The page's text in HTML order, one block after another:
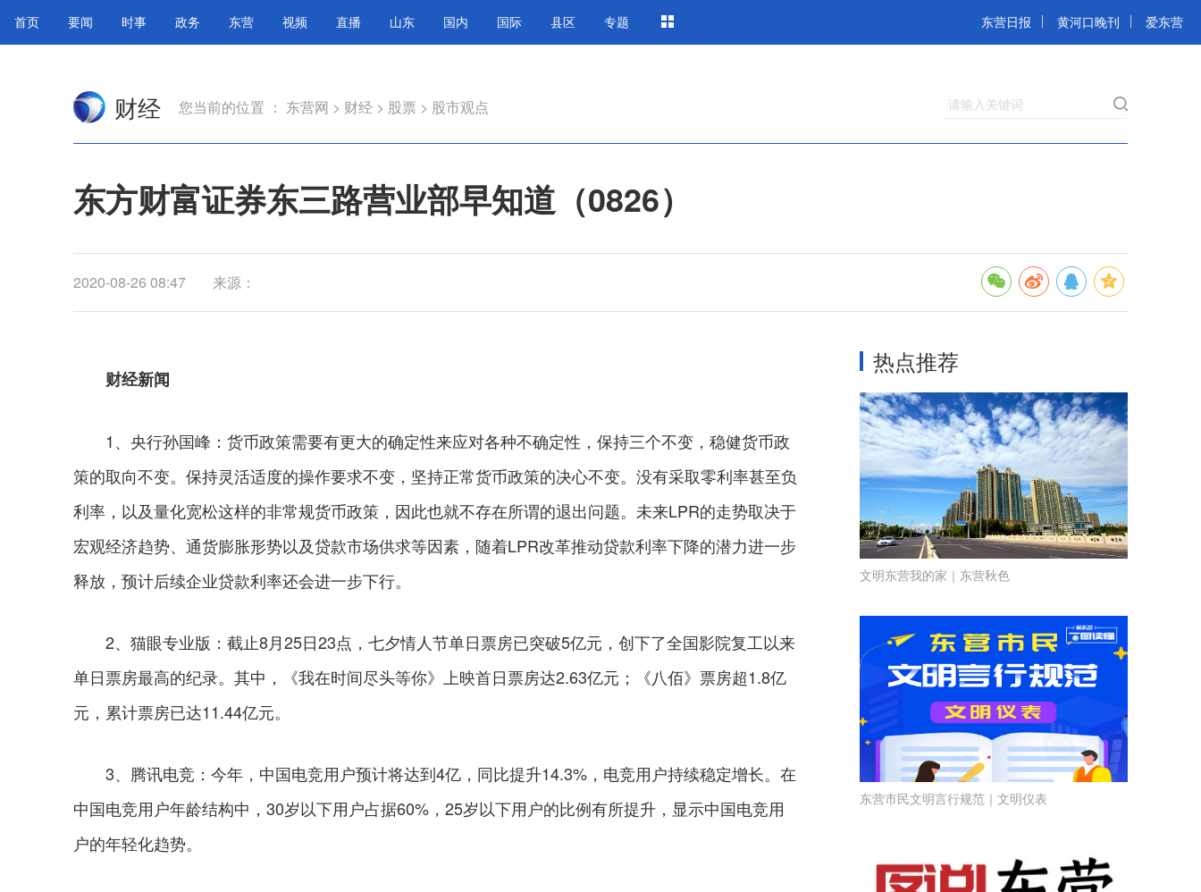
首页 要闻 时事 政务 东营 视频 直播 山东 国内 国际 县区 专题 东营日报 黄河口晚刊 爱东营
财经 您当前的位置 ： 东营网 > 财经 > 股票 > 股市观点 请输入关键词
东方财富证券东三路营业部早知道（0826）
2020-08-26 08:47 来源：
财经新闻
1、央行孙国峰：货币政策需要有更大的确定性来应对各种不确定性，保持三个不变，稳健货币政
策的取向不变。保持灵活适度的操作要求不变，坚持正常货币政策的决心不变。没有采取零利率甚至负
利率，以及量化宽松这样的非常规货币政策，因此也就不存在所谓的退出问题。未来LPR的走势取决于
宏观经济趋势、通货膨胀形势以及贷款市场供求等因素，随着LPR改革推动贷款利率下降的潜力进一步
释放，预计后续企业贷款利率还会进一步下行。
2、猫眼专业版：截止8月25日23点，七夕情人节单日票房已突破5亿元，创下了全国影院复工以来
单日票房最高的纪录。其中，《我在时间尽头等你》上映首日票房达2.63亿元；《八佰》票房超1.8亿
元，累计票房已达11.44亿元。
3、腾讯电竞：今年，中国电竞用户预计将达到4亿，同比提升14.3%，电竞用户持续稳定增长。在
中国电竞用户年龄结构中，30岁以下用户占据60%，25岁以下用户的比例有所提升，显示中国电竞用
户的年轻化趋势。
热点推荐
文明东营我的家｜东营秋色
东营市民文明言行规范｜文明仪表